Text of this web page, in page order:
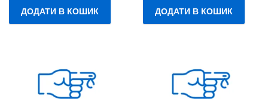
ДОДАТИ В КОШИК ДОДАТИ В КОШИК